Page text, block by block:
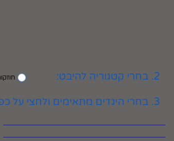
2. בחרי קטגוריה להיבט:
3. בחרי היגדים מתאימים ולחצי על כפתור ״הוספה״